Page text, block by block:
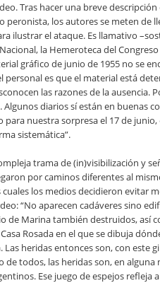
Tras hacer una breve
peronista, los autores se meten de
ilustrar el ataque. Es llamativo
la Hemeroteca del
gráfico de junio de 1955 no se
personal es que el material está
las razones de la ausencia.
diarios sí están en buenas
nuestra sorpresa el 17 de junio,
sistemática”.
trama de (in)visibilización y
por caminos diferentes al
los medios decidieron evitar
“No aparecen cadáveres sino
de Marina también destruidos, así
Rosada en el que se dibuja
heridas entonces son, con este
de todos, las heridas son, en
Ese juego de espejos refleja